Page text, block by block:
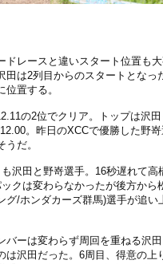
ドレースと違いスタート位置も
田は2列目からのスタートとなっ
位置する。
の2位でクリア。トップは沢
。昨日のXCCで優勝した野
うだ。
沢田と野嵜選手。16秒遅れて高
クは変わらなかったが後方から
グ/ホンダカーズ群馬)選手が追い
バーは変わらず周回を重ねる沢
は沢田だった。6周目、得意の上